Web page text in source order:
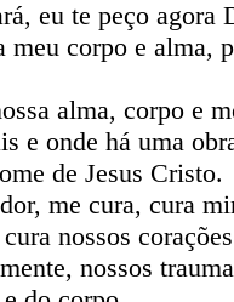
eu te peço agora
meu corpo e alma,
alma, corpo e
e onde há uma
de Jesus Cristo.
me cura, cura
nossos
nossos